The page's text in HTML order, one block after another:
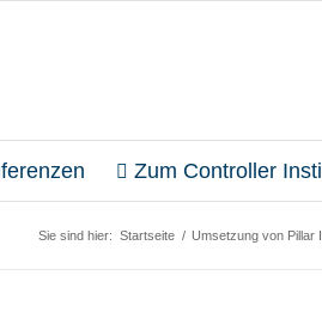
Zum Controller
Sie sind hier: Startseite / Umsetzung von Pillar